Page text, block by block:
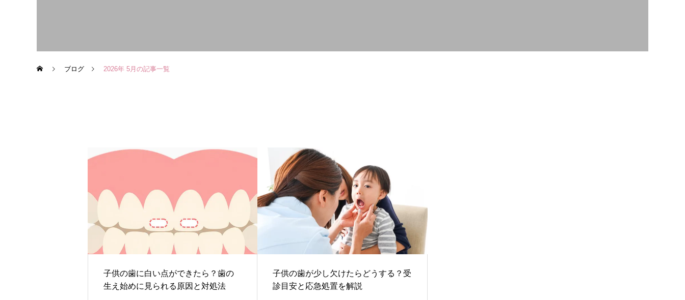
ブログ 2026年 5月の記事一覧
子供の歯に白い点ができたら？歯の
生え始めに見られる原因と対処法
子供の歯が少し欠けたらどうする？受
診目安と応急処置を解説